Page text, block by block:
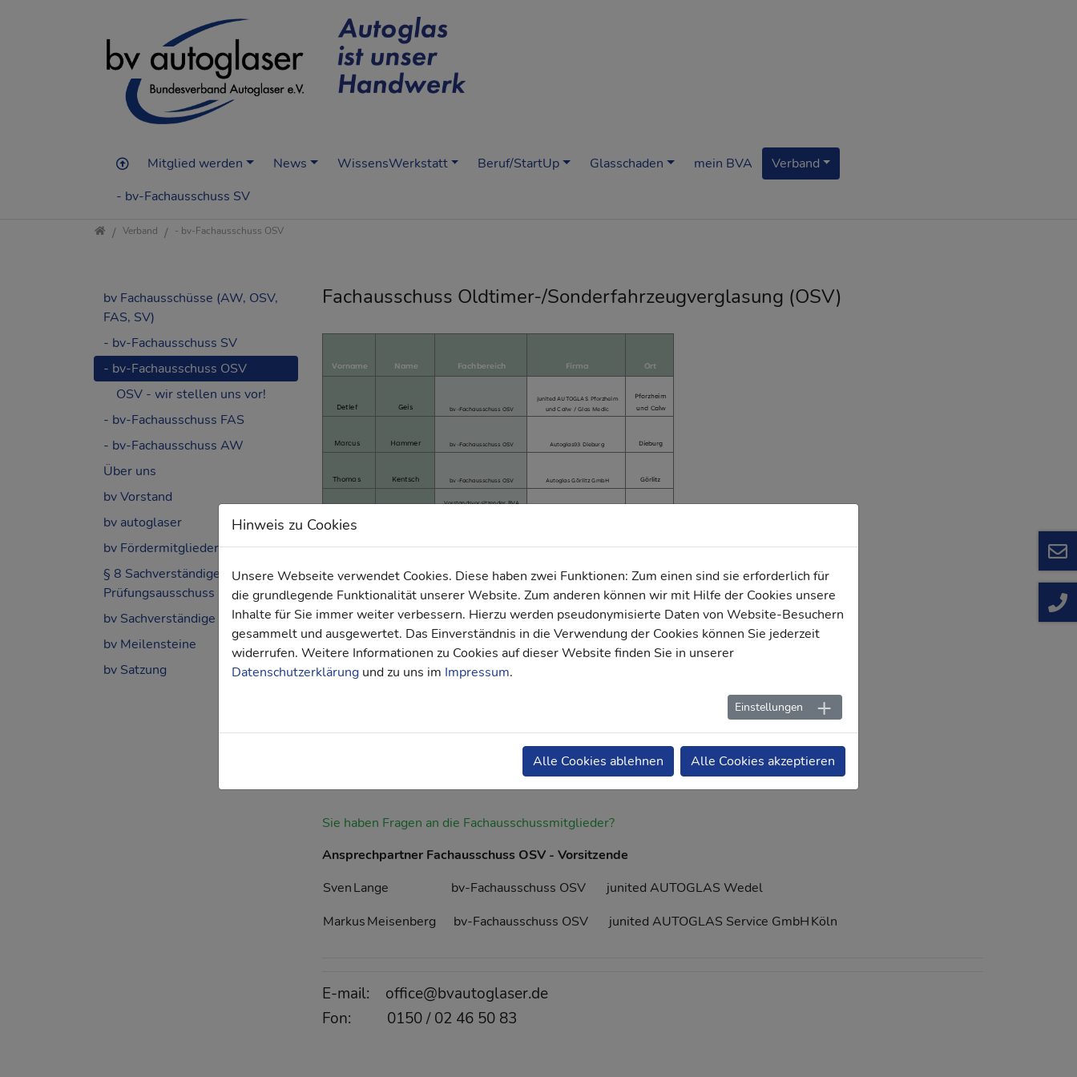
Direkt zur Hauptnavigation springen
Direkt zum Inhalt springen
Jump to sub navigation
. Mitglied werden News WissensWerkstatt Beruf/StartUp Glasschaden mein BVA
Verband
- bv-Fachausschuss SV
Startseite
Verband - bv-Fachausschuss OSV
Fachausschuss Oldtimer-/Sonderfahrzeugverglasung (OSV)
Sie haben Fragen an die Fachausschussmitglieder?
Ansprechpartner Fachausschuss OSV - Vorsitzende
SvenLange bv-Fachausschuss OSV junited AUTOGLAS Wedel
MarkusMeisenberg bv-Fachausschuss OSV junited AUTOGLAS Service GmbHKöln
E-mail: office@bvautoglaser.de
Fon: 0150 / 02 46 50 83
bv Fachausschüsse (AW, OSV,
FAS, SV)
- bv-Fachausschuss SV
- bv-Fachausschuss OSV
OSV - wir stellen uns vor!
- bv-Fachausschuss FAS
- bv-Fachausschuss AW
Über uns
bv Vorstand
bv autoglaser
bv Fördermitglieder
§ 8 Sachverständigen-
Prüfungsausschuss (SKP)
bv Sachverständige - Gutachten
bv Meilensteine
bv Satzung
Hinweis zu Cookies
Unsere Webseite verwendet Cookies. Diese haben zwei Funktionen: Zum einen sind sie erforderlich für
die grundlegende Funktionalität unserer Website. Zum anderen können wir mit Hilfe der Cookies unsere
Inhalte für Sie immer weiter verbessern. Hierzu werden pseudonymisierte Daten von Website-Besuchern
gesammelt und ausgewertet. Das Einverständnis in die Verwendung der Cookies können Sie jederzeit
widerrufen. Weitere Informationen zu Cookies auf dieser Website finden Sie in unserer
Datenschutzerklärung und zu uns im Impressum.
Einstellungen
Alle Cookies ablehnen Alle Cookies akzeptieren